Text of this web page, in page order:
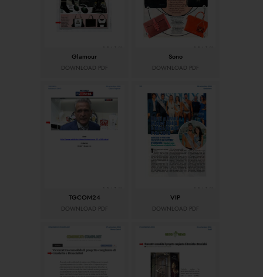
Glamour
DOWNLOAD PDF
Sono
DOWNLOAD PDF
TGCOM24
DOWNLOAD PDF
VIP
DOWNLOAD PDF